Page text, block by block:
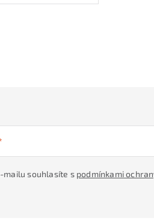
mailu souhlasíte s podmínkami